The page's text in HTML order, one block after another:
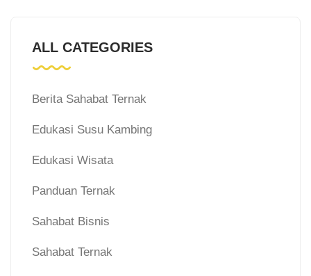
ALL CATEGORIES
Berita Sahabat Ternak
Edukasi Susu Kambing
Edukasi Wisata
Panduan Ternak
Sahabat Bisnis
Sahabat Ternak